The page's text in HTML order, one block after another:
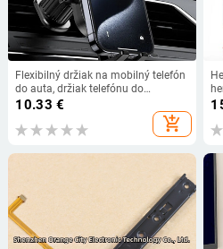
Flexibilný držiak na mobilný telefón
do auta, držiak telefónu do
vetracieho otvoru auta, univerzálny
automatickým zámkom pre iPhone,
10.33 €
add_shopping_cart